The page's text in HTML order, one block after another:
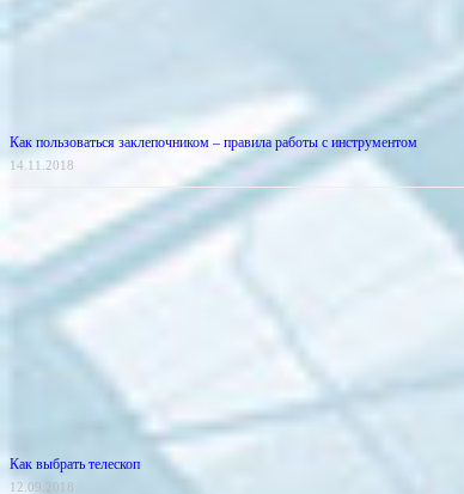
Как пользоваться заклепочником – правила работы с инструментом
14.11.2018
Как выбрать телескоп
12.09.2018